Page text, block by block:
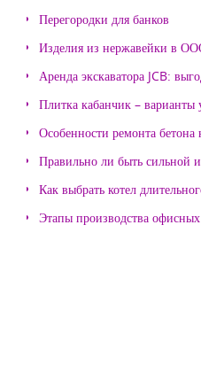
Перегородки для банков
Изделия из нержавейки в
Аренда экскаватора JCB:
Плитка кабанчик – варианты
Особенности ремонта бетона
Правильно ли быть сильной
Как выбрать котел
Этапы производства